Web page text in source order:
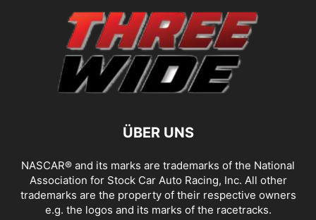
ÜBER UNS
NASCAR® and its marks are trademarks of the National
Association for Stock Car Auto Racing, Inc. All other
trademarks are the property of their respective owners
e.g. the logos and its marks of the racetracks.